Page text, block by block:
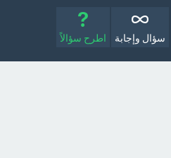
سؤال وإجابة اطرح سؤالاً